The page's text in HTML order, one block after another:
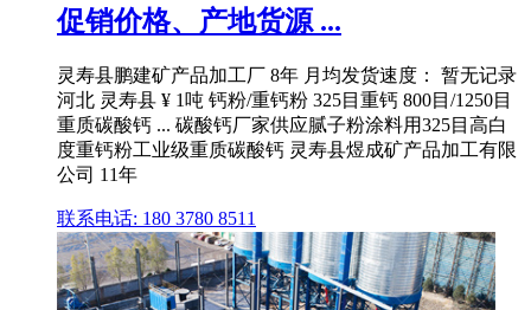
促销价格、产地货源 ...
灵寿县鹏建矿产品加工厂 8年 月均发货速度： 暂无记录
河北 灵寿县 ¥ 1吨 钙粉/重钙粉 325目重钙 800目/1250目
重质碳酸钙 ... 碳酸钙厂家供应腻子粉涂料用325目高白
度重钙粉工业级重质碳酸钙 灵寿县煜成矿产品加工有限
公司 11年
联系电话: 180 3780 8511